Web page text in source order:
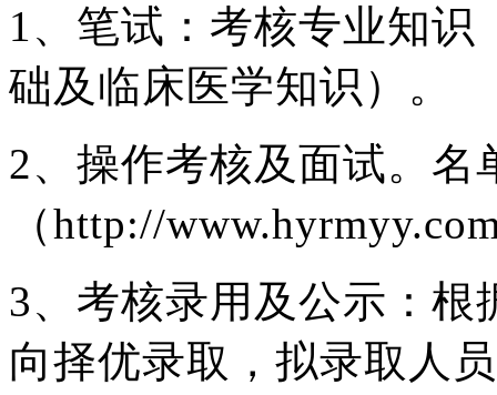
1、笔试：考核专业知
础及临床医学知识）。
2、操作考核及面试。名
（http://
3、考核录用及公示：
向择优录取，拟录取人